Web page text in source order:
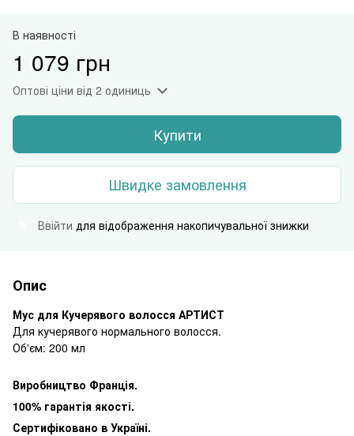
В наявності
1 079 грн
Оптові ціни від 2 одиниць
Купити
Швидке замовлення
Ввійти для відображення накопичувальної знижки
Опис
Мус для Кучерявого волосся АРТИСТ
Для кучерявого нормального волосся.
Об'єм: 200 мл
Виробництво Франція.
100% гарантія якості.
Сертифіковано в Україні.